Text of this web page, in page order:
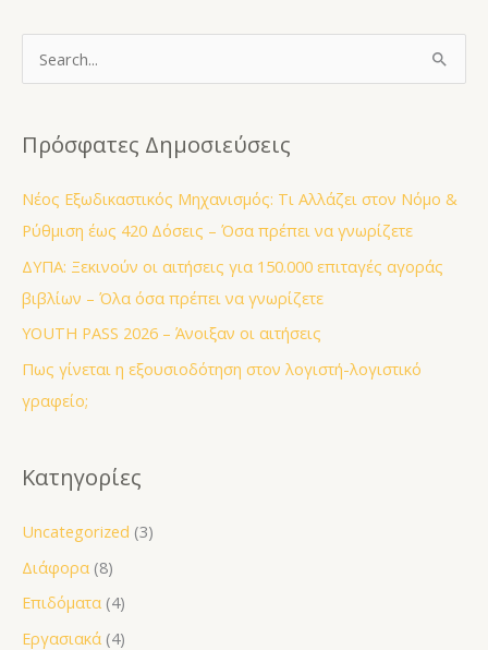
r
c
h
r
Πρόσφατες Δημοσιεύσεις
Νέος Εξωδικαστικός Μηχανισμός: Τι Αλλάζει στον Νόμο &
Ρύθμιση έως 420 Δόσεις – Όσα πρέπει να γνωρίζετε
ΔΥΠΑ: Ξεκινούν οι αιτήσεις για 150.000 επιταγές αγοράς
βιβλίων – Όλα όσα πρέπει να γνωρίζετε
YOUTH PASS 2026 – Άνοιξαν οι αιτήσεις
Πως γίνεται η εξουσιοδότηση στον λογιστή-λογιστικό
γραφείο;
Κατηγορίες
Uncategorized (3)
Διάφορα (8)
Επιδόματα (4)
Εργασιακά (4)